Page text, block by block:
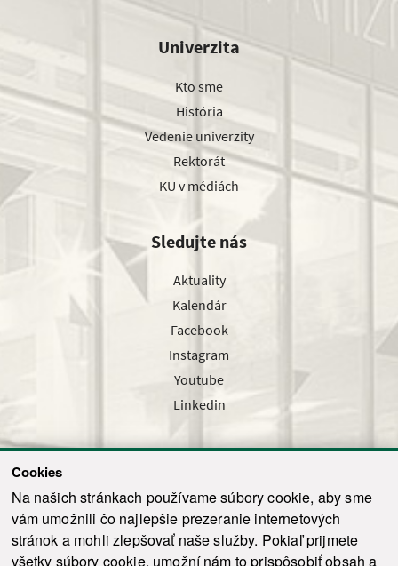
Cookies
Na našich stránkach používame súbory cookie, aby sme
vám umožnili čo najlepšie prezeranie internetových
stránok a mohli zlepšovať naše služby. Pokiaľ prijmete
všetky súbory cookie, umožní nám to prispôsobiť obsah a
Univerzita
Kto sme
História
Vedenie univerzity
Rektorát
KU v médiách
Sledujte nás
Aktuality
Kalendár
Facebook
Instagram
Youtube
Linkedin